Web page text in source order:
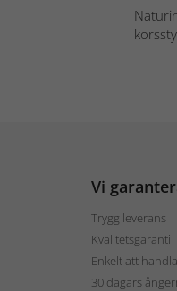
Vi
Trygg leverans
Kvalitetsgaranti
Enkelt att handla
30 dagars